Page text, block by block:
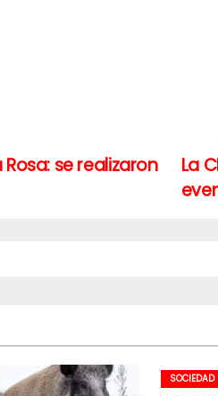
La
se realizaron
SOCIEDAD